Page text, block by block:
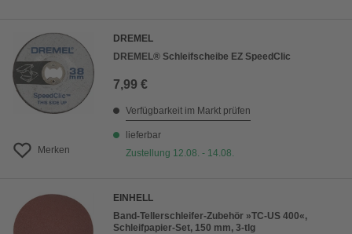
Merken
DREMEL
DREMEL® Schleifscheibe EZ SpeedClic
7,99 €
Verfügbarkeit im Markt prüfen
lieferbar
Zustellung 12.08. - 14.08.
EINHELL
Band-Tellerschleifer-Zubehör »TC-US 400«,
Schleifpapier-Set, 150 mm, 3-tlg